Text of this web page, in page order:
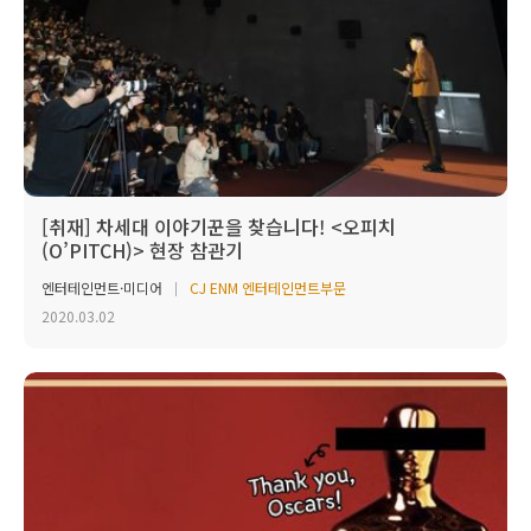
[취재] 차세대 이야기꾼을 찾습니다! <오피치
(O’PITCH)> 현장 참관기
엔터테인먼트·미디어
CJ ENM 엔터테인먼트부문
2020.03.02